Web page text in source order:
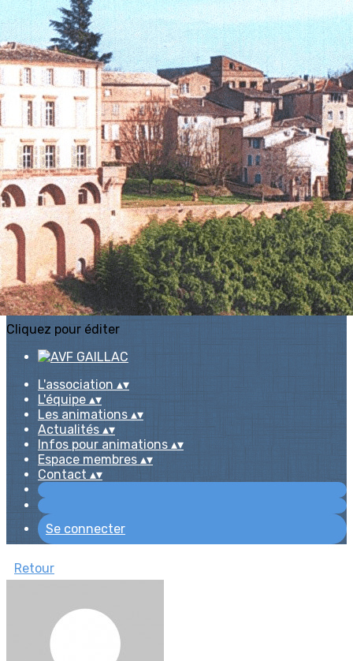
Exporter les lignes sélectionnées
Exporter toutes les colonnes
Exporter uniquement les colonnes affichées
Menu
Images de la page d'accueil
Cliquez pour éditer
Ajoutez un logo, un bouton, des réseaux sociaux
Cliquez pour éditer
L'association ▴▾
L'équipe ▴▾
Les animations ▴▾
Actualités ▴▾
Infos pour animations ▴▾
Espace membres ▴▾
Contact ▴▾
Se connecter
Retour